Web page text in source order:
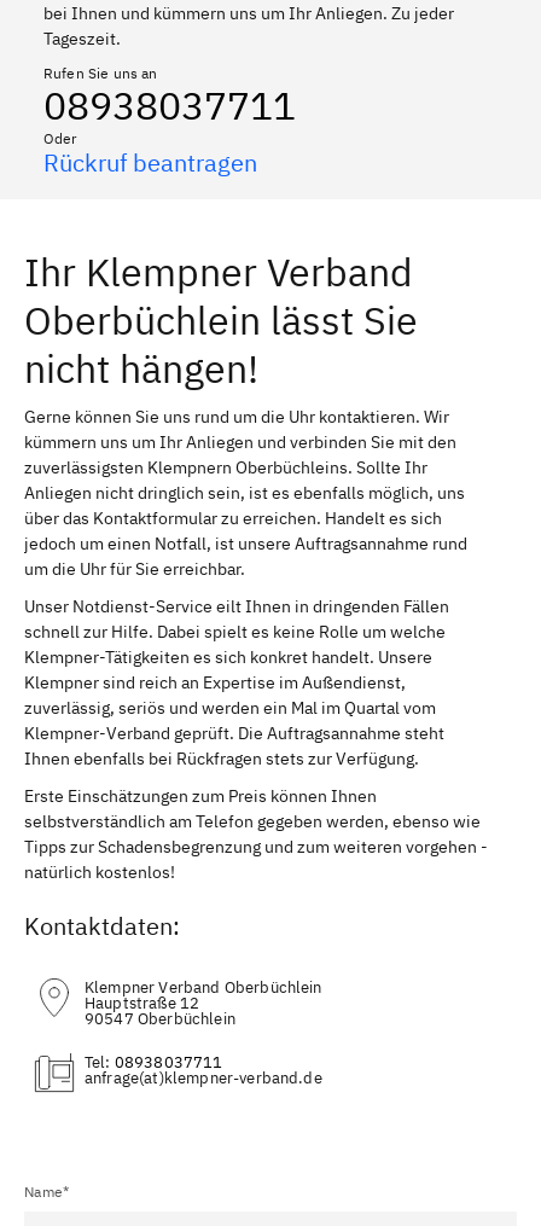
bei Ihnen und kümmern uns um Ihr Anliegen. Zu jeder
Tageszeit.
Rufen Sie uns an
08938037711
Oder
Rückruf beantragen
Ihr Klempner Verband
Oberbüchlein lässt Sie
nicht hängen!
Gerne können Sie uns rund um die Uhr kontaktieren. Wir
kümmern uns um Ihr Anliegen und verbinden Sie mit den
zuverlässigsten Klempnern Oberbüchleins. Sollte Ihr
Anliegen nicht dringlich sein, ist es ebenfalls möglich, uns
über das Kontaktformular zu erreichen. Handelt es sich
jedoch um einen Notfall, ist unsere Auftragsannahme rund
um die Uhr für Sie erreichbar.
Unser Notdienst-Service eilt Ihnen in dringenden Fällen
schnell zur Hilfe. Dabei spielt es keine Rolle um welche
Klempner-Tätigkeiten es sich konkret handelt. Unsere
Klempner sind reich an Expertise im Außendienst,
zuverlässig, seriös und werden ein Mal im Quartal vom
Klempner-Verband geprüft. Die Auftragsannahme steht
Ihnen ebenfalls bei Rückfragen stets zur Verfügung.
Erste Einschätzungen zum Preis können Ihnen
selbstverständlich am Telefon gegeben werden, ebenso wie
Tipps zur Schadensbegrenzung und zum weiteren vorgehen -
natürlich kostenlos!
Kontaktdaten:
Klempner Verband Oberbüchlein
Hauptstraße 12
90547 Oberbüchlein
Tel: 08938037711
(at)
Name*